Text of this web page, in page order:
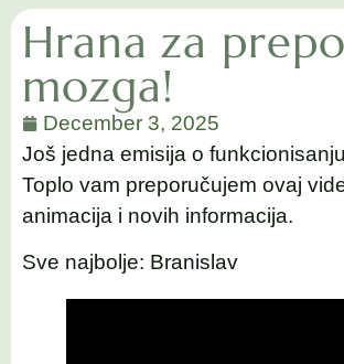
Hrana za
mozga!
December 3, 2025
Još jedna emisija o
Toplo vam preporučujem ovaj
animacija i novih informacija.
Sve najbolje: Branislav